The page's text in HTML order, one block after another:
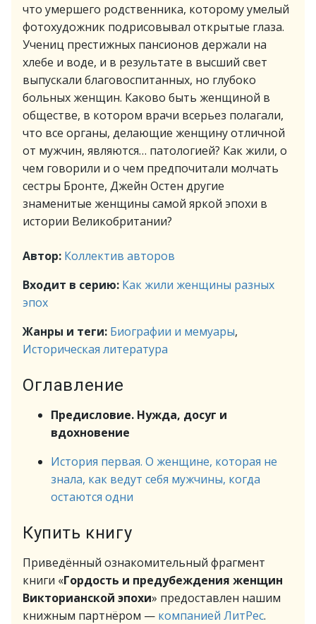
что умершего родственника, которому умелый
фотохудожник подрисовывал открытые глаза.
Учениц престижных пансионов держали на
хлебе и воде, и в результате в высший свет
выпускали благовоспитанных, но глубоко
больных женщин. Каково быть женщиной в
обществе, в котором врачи всерьез полагали,
что все органы, делающие женщину отличной
от мужчин, являются… патологией? Как жили, о
чем говорили и о чем предпочитали молчать
сестры Бронте, Джейн Остен другие
знаменитые женщины самой яркой эпохи в
истории Великобритании?
Автор: Коллектив авторов
Входит в серию: Как жили женщины разных
эпох
Жанры и теги: Биографии и мемуары,
Историческая литература
Оглавление
Предисловие. Нужда, досуг и
вдохновение
История первая. О женщине, которая не
знала, как ведут себя мужчины, когда
остаются одни
Купить книгу
Приведённый ознакомительный фрагмент
книги «Гордость и предубеждения женщин
Викторианской эпохи» предоставлен нашим
книжным партнёром — компанией ЛитРес.